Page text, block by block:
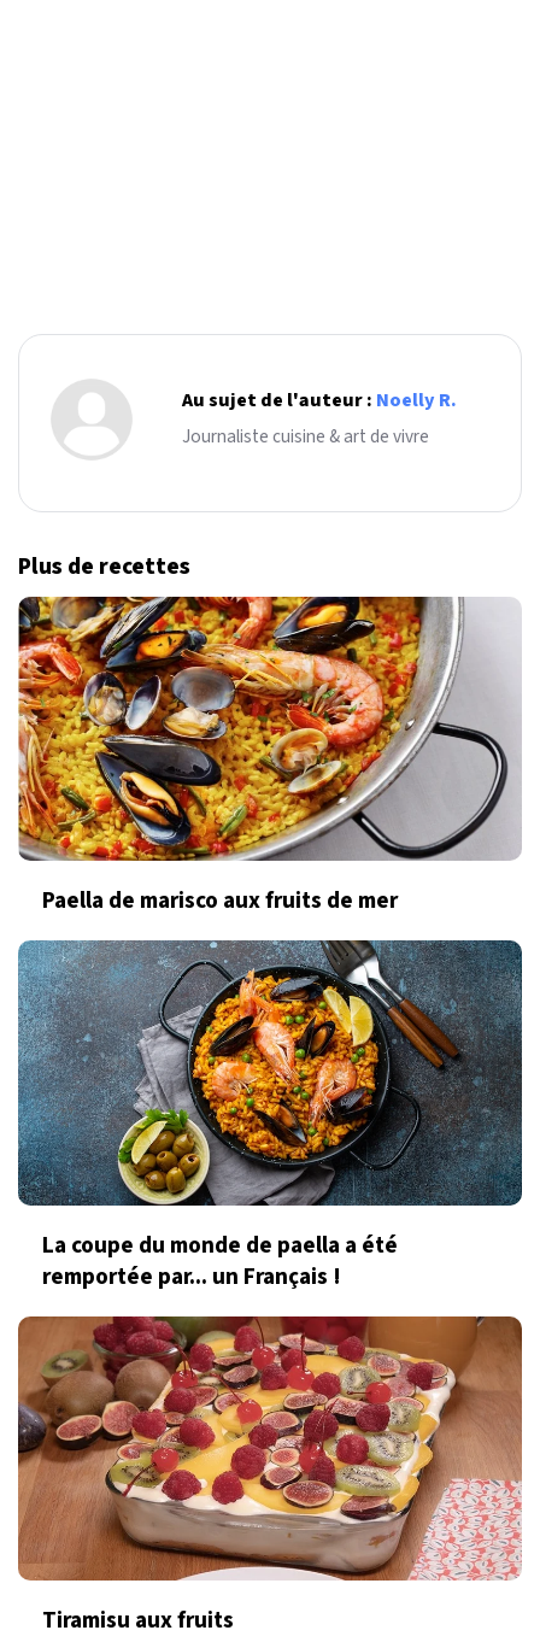
Au sujet de l'auteur : Noelly R.
Journaliste cuisine & art de vivre
Plus de recettes
Paella de marisco aux fruits de mer
La coupe du monde de paella a été
remportée par... un Français !
Tiramisu aux fruits